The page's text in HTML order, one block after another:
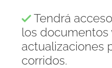
Tendrá
los documentos
actualizaciones
corridos.